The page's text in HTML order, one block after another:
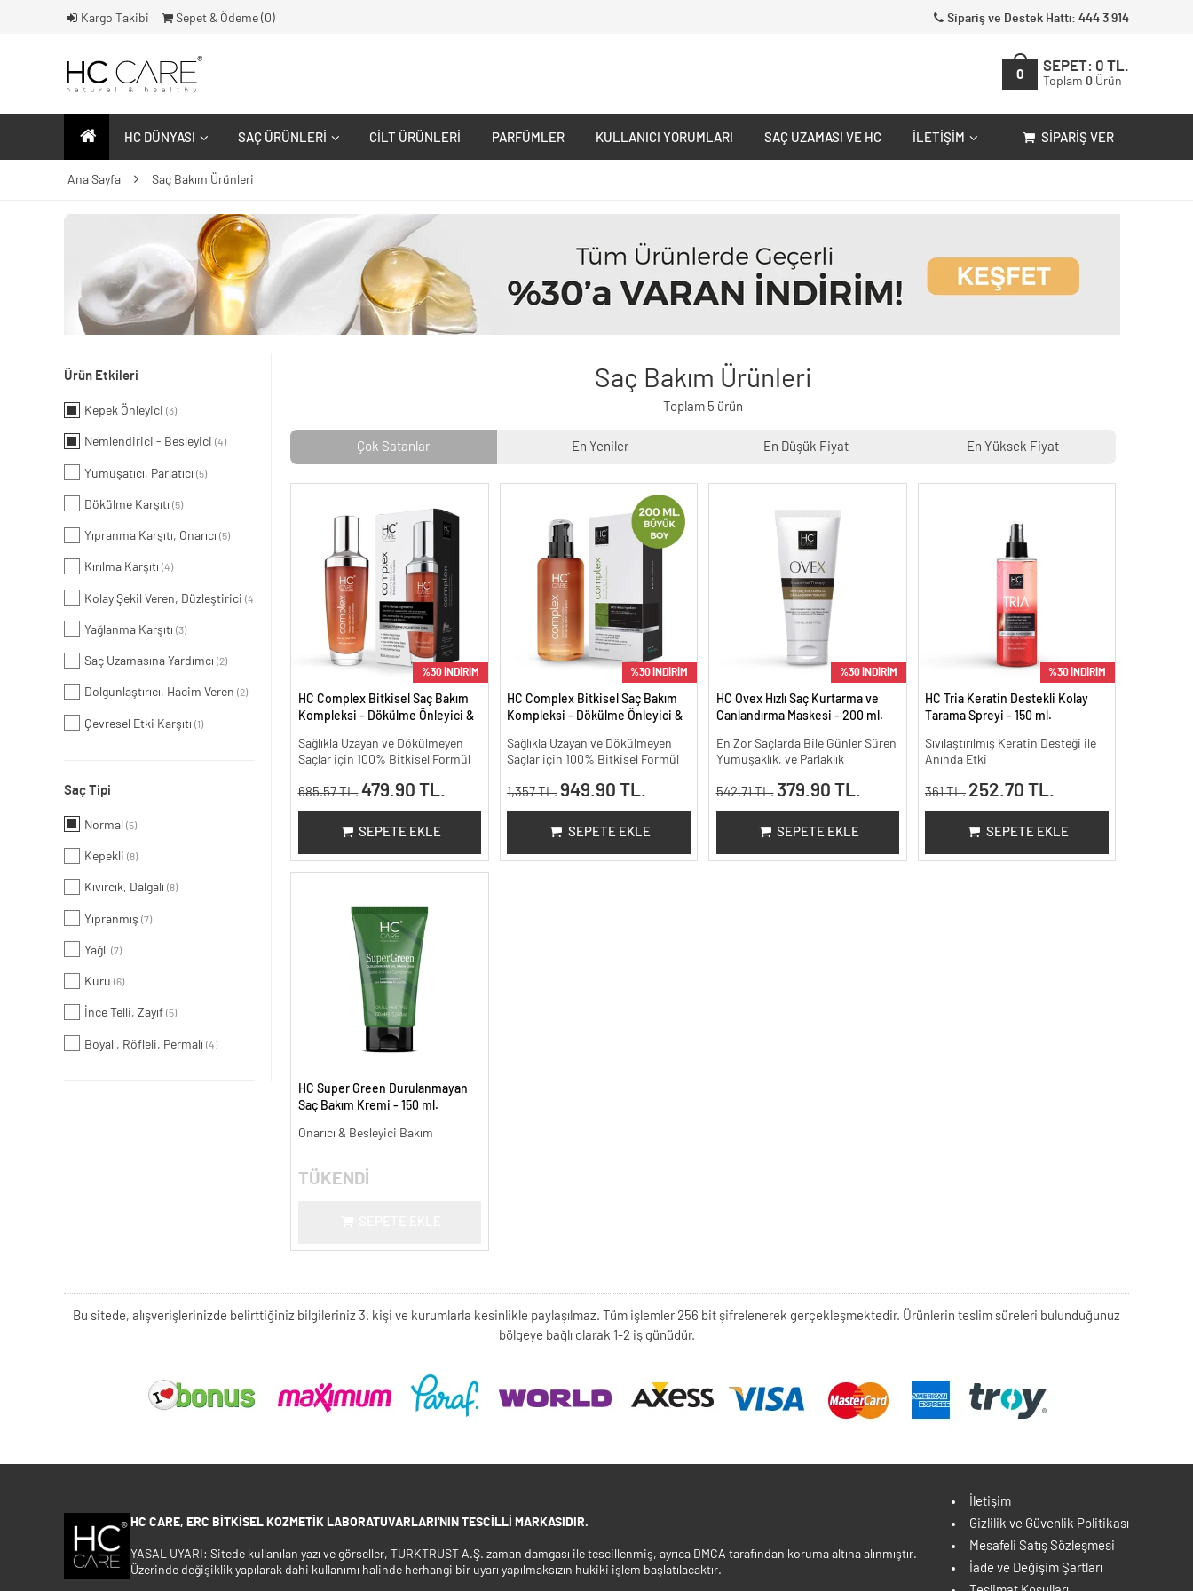
Kargo Takibi Sepet & Ödeme ( 0) Sipariş ve Destek Hattı: 444 3 914
0
SEPET: 0 TL.
Toplam 0 Ürün
HC DÜNYASI SAÇ ÜRÜNLERI CILT ÜRÜNLERI PARFÜMLER KULLANICI YORUMLARI SAÇ UZAMASI VE HC İLETIŞIM SIPARIŞ VER
Ana Sayfa Saç Bakım Ürünleri
Ürün Etkileri
Kepek Önleyici (3)
Nemlendirici - Besleyici (4)
Yumuşatıcı, Parlatıcı (5)
Dökülme Karşıtı (5)
Yıpranma Karşıtı, Onarıcı (5)
Kırılma Karşıtı (4)
Kolay Şekil Veren, Düzleştirici (4)
Yağlanma Karşıtı (3)
Saç Uzamasına Yardımcı (2)
Dolgunlaştırıcı, Hacim Veren (2)
Çevresel Etki Karşıtı (1)
Saç Tipi
Normal (5)
Kepekli (8)
Kıvırcık, Dalgalı (8)
Yıpranmış (7)
Yağlı (7)
Kuru (6)
İnce Telli, Zayıf (5)
Boyalı, Röfleli, Permalı (4)
Saç Bakım Ürünleri
Toplam 5 ürün
Çok Satanlar En Yeniler En Düşük Fiyat En Yüksek Fiyat
%30 İNDİRİM
HC Complex Bitkisel Saç Bakım
Kompleksi - Dökülme Önleyici &
100 ml
Sağlıkla Uzayan ve Dökülmeyen
Saçlar için 100% Bitkisel Formül
685.57 TL. 479.90 TL.
SEPETE EKLE
%30 İNDİRİM
HC Complex Bitkisel Saç Bakım
Kompleksi - Dökülme Önleyici &
200 ml.
Sağlıkla Uzayan ve Dökülmeyen
Saçlar için 100% Bitkisel Formül
1,357 TL. 949.90 TL.
SEPETE EKLE
%30 İNDİRİM
HC Ovex Hızlı Saç Kurtarma ve
Canlandırma Maskesi - 200 ml.
En Zor Saçlarda Bile Günler Süren
Yumuşaklık, ve Parlaklık
542.71 TL. 379.90 TL.
SEPETE EKLE
%30 İNDİRİM
HC Tria Keratin Destekli Kolay
Tarama Spreyi - 150 ml.
Sıvılaştırılmış Keratin Desteği ile
Anında Etki
361 TL. 252.70 TL.
SEPETE EKLE
HC Super Green Durulanmayan
Saç Bakım Kremi - 150 ml.
Onarıcı & Besleyici Bakım
TÜKENDİ
Bu sitede, alışverişlerinizde belirttiğiniz bilgileriniz 3. kişi ve kurumlarla kesinlikle paylaşılmaz. Tüm işlemler 256 bit şifrelenerek gerçekleşmektedir. Ürünlerin teslim süreleri bulunduğunuz
bölgeye bağlı olarak 1-2 iş günüdür.
HC CARE, ERC BITKISEL KOZMETIK LABORATUVARLARI'NIN TESCILLI MARKASIDIR.
YASAL UYARI: Sitede kullanılan yazı ve görseller, TURKTRUST A.Ş. zaman damgası ile tescillenmiş, ayrıca DMCA tarafından koruma altına alınmıştır.
Üzerinde değişiklik yapılarak dahi kullanımı halinde herhangi bir uyarı yapılmaksızın hukiki işlem başlatılacaktır.
İletişim
Gizlilik ve Güvenlik Politikası
Mesafeli Satış Sözleşmesi
İade ve Değişim Şartları